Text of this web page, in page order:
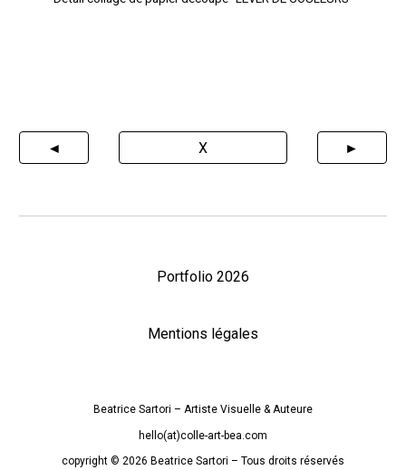
◄ X ►
Portfolio 2026
Mentions légales
Beatrice Sartori – Artiste Visuelle & Auteure
hello(at)colle-art-bea.com
copyright © 2026 Beatrice Sartori – Tous droits réservés